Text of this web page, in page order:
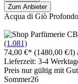
Zum Anbieter
Acqua di Giò
(1.081)
74,00 €* (1480,00 €/l)
Lieferzeit: 3-4
Preis nur gültig mit
Sommer26